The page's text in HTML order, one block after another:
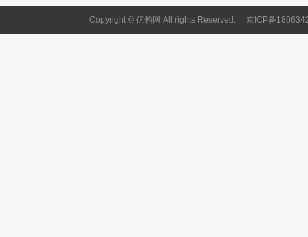
Copyright © 亿豹网 All rights Reserved. 京ICP备